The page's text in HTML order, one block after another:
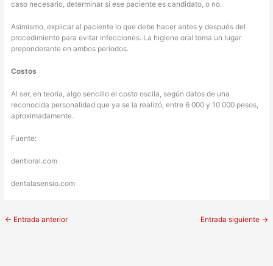
caso necesario, determinar si ese paciente es candidato, o no.
Asimismo, explicar al paciente lo que debe hacer antes y después del
procedimiento para evitar infecciones. La higiene oral toma un lugar
preponderante en ambos períodos.
Costos
Al ser, en teoría, algo sencillo el costo oscila, según datos de una
reconocida personalidad que ya se la realizó, entre 6 000 y 10 000 pesos,
aproximadamente.
Fuente:
dentioral.com
dentalasensio.com
← Entrada anterior Entrada siguiente →